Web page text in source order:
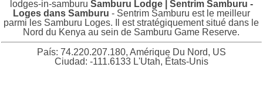
lodges-in-samburu Samburu Lodge | Sentrim Samburu -
Loges dans Samburu - Sentrim Samburu est le meilleur
parmi les Samburu Loges. Il est stratégiquement situé dans le
Nord du Kenya au sein de Samburu Game Reserve.
País: 74.220.207.180, Amérique Du Nord, US
Ciudad: -111.6133 L'Utah, États-Unis